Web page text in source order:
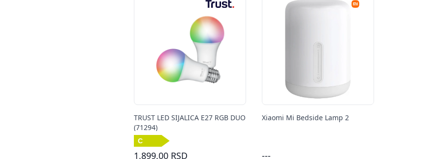
TRUST LED SIJALICA E27 RGB DUO
(71294)
1.899,00 RSD
Xiaomi Mi Bedside Lamp 2
---